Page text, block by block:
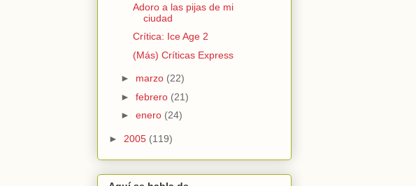
Adoro a las pijas de mi
ciudad
Crítica: Ice Age 2
(Más) Críticas Express
► marzo (22)
► febrero (21)
► enero (24)
► 2005 (119)